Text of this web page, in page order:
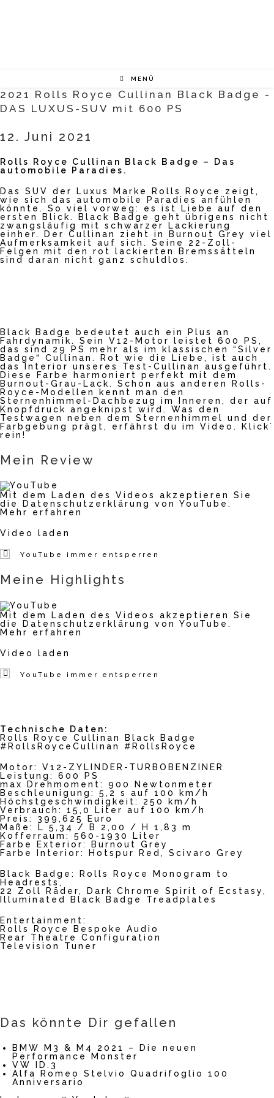
MENÜ
2021 Rolls Royce Cullinan Black Badge -
DAS LUXUS-SUV mit 600 PS
12. Juni 2021
Rolls Royce Cullinan Black Badge – Das
automobile Paradies.
Das SUV der Luxus Marke Rolls Royce zeigt,
wie sich das automobile Paradies anfühlen
könnte. So viel vorweg: es ist Liebe auf den
ersten Blick. Black Badge geht übrigens nicht
zwangsläufig mit schwarzer Lackierung
einher. Der Cullinan zieht in Burnout Grey viel
Aufmerksamkeit auf sich. Seine 22-Zoll-
Felgen mit den rot lackierten Bremssätteln
sind daran nicht ganz schuldlos.
Black Badge bedeutet auch ein Plus an
Fahrdynamik. Sein V12-Motor leistet 600 PS,
das sind 29 PS mehr als im klassischen “Silver
Badge“ Cullinan. Rot wie die Liebe, ist auch
das Interior unseres Test-Cullinan ausgeführt.
Diese Farbe harmoniert perfekt mit dem
Burnout-Grau-Lack. Schon aus anderen Rolls-
Royce-Modellen kennt man den
Sternenhimmel-Dachbezug im Inneren, der auf
Knopfdruck angeknipst wird. Was den
Testwagen neben dem Sternenhimmel und der
Farbgebung prägt, erfährst du im Video. Klick´
rein!
Mein Review
Mit dem Laden des Videos akzeptieren Sie
die Datenschutzerklärung von YouTube.
Mehr erfahren
Video laden
YouTube immer entsperren
Meine Highlights
Mit dem Laden des Videos akzeptieren Sie
die Datenschutzerklärung von YouTube.
Mehr erfahren
Video laden
YouTube immer entsperren
Technische Daten:
Rolls Royce Cullinan Black Badge
#RollsRoyceCullinan #RollsRoyce
Motor: V12-ZYLINDER-TURBOBENZINER
Leistung: 600 PS
max Drehmoment: 900 Newtonmeter
Beschleunigung: 5,2 s auf 100 km/h
Höchstgeschwindigkeit: 250 km/h
Verbrauch: 15,0 Liter auf 100 km/h
Preis: 399,625 Euro
Maße: L 5,34 / B 2,00 / H 1,83 m
Kofferraum: 560-1930 Liter
Farbe Exterior: Burnout Grey
Farbe Interior: Hotspur Red, Scivaro Grey
Black Badge: Rolls Royce Monogram to
Headrests,
22 Zoll Räder, Dark Chrome Spirit of Ecstasy,
Illuminated Black Badge Treadplates
Entertainment:
Rolls Royce Bespoke Audio
Rear Theatre Configuration
Television Tuner
Das könnte Dir gefallen
BMW M3 & M4 2021 – Die neuen
Performance Monster
VW ID.3
Alfa Romeo Stelvio Quadrifoglio 100
Anniversario